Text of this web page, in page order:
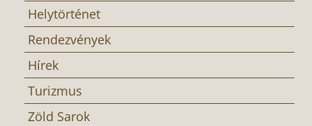
Helytörténet
Rendezvények
Hírek
Turizmus
Zöld Sarok